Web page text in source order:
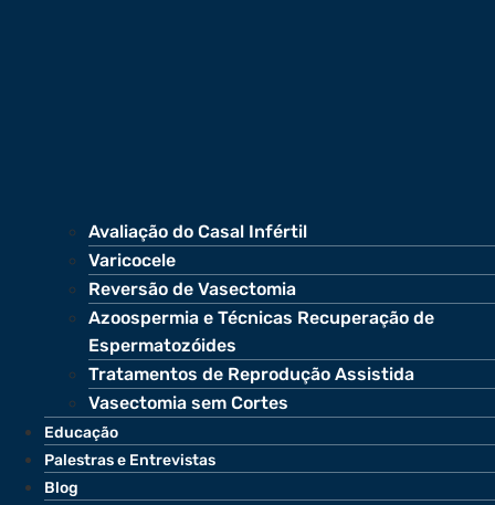
Avaliação do Casal Infértil
Varicocele
Reversão de Vasectomia
Azoospermia e Técnicas Recuperação de
Espermatozóides
Tratamentos de Reprodução Assistida
Vasectomia sem Cortes
Educação
Palestras e Entrevistas
Blog